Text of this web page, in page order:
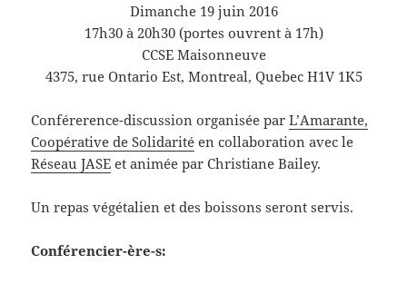
Dimanche 19 juin 2016
17h30 à 20h30 (portes ouvrent à 17h)
CCSE Maisonneuve
4375, rue Ontario Est, Montreal, Quebec H1V 1K5
Conférerence-discussion organisée parL’Amarante,
Coopérative de Solidarité en collaboration avec le
Réseau JASE et animée par Christiane Bailey.
Un repas végétalien et des boissons seront servis.
Conférencier-ère-s: